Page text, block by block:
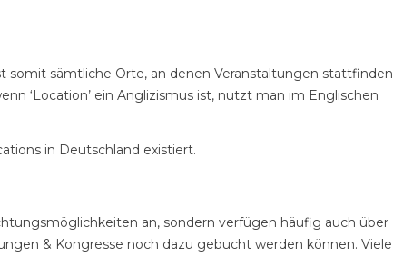
somit sämtliche Orte, an denen Veranstaltungen stattfinden
‘Location’ ein Anglizismus ist, nutzt man im Englischen
in Deutschland existiert.
an, sondern verfügen häufig auch über
& Kongresse noch dazu gebucht werden können. Viele